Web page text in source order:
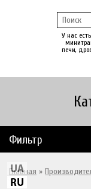
У нас
печи,
Фильтр
Главная »